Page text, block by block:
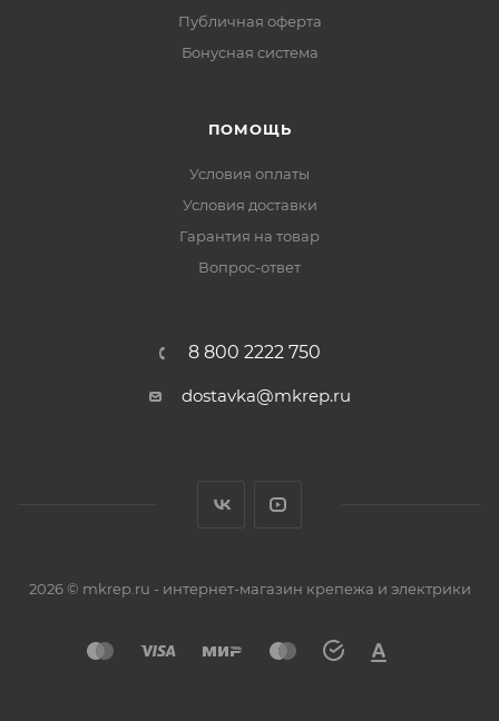
Публичная оферта
Бонусная система
ПОМОЩЬ
Условия оплаты
Условия доставки
Гарантия на товар
Вопрос-ответ
8 800 2222 750
dostavka@mkrep.ru
2026 © mkrep.ru - интернет-магазин крепежа и электрики